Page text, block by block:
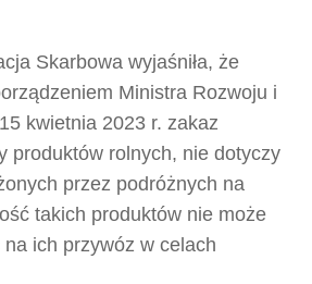
Skarbowa wyjaśniła, że
Ministra Rozwoju i
kwietnia 2023 r. zakaz
produktów rolnych, nie dotyczy
przez podróżnych na
takich produktów nie może
ich przywóz w celach